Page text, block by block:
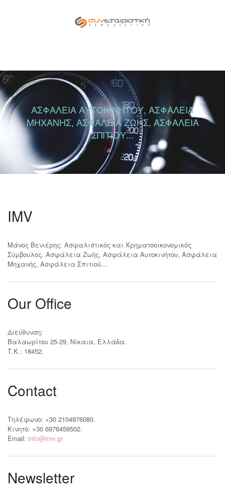
ΑΣΦΑΛΕΙΑ ΑΥΤΟΚΙΝΗΤΟΥ, ΑΣΦΑΛΕΙΑ
ΜΗΧΑΝΗΣ, ΑΣΦΑΛΕΙΑ ΖΩΗΣ, ΑΣΦΑΛΕΙΑ
ΣΠΙΤΙΟΥ...
IMV
Μάνος Βενιέρης: Ασφαλιστικός και Χρηματοοικονομικός
Σύμβουλος. Ασφάλεια Ζωής, Ασφάλεια Αυτοκινήτου, Ασφάλεια
Μηχανής, Ασφάλεια Σπιτιού...
Our Office
Διεύθυνση:
Βαλαωρίτου 25-29, Νίκαια, Ελλάδα.
Τ.Κ.: 18452.
Contact
Τηλέφωνο: +30 2104976080.
Κινητό: +30 6976459502.
Email: info@imv.gr
Newsletter